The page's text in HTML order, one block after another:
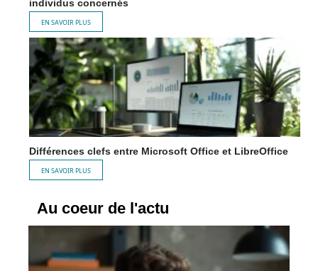
individus concernés
EN SAVOIR PLUS
Différences clefs entre Microsoft Office et LibreOffice
EN SAVOIR PLUS
Au coeur de l'actu